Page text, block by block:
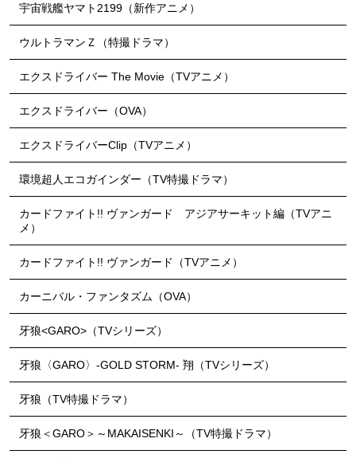
宇宙戦艦ヤマト2199（新作アニメ）
ウルトラマンＺ（特撮ドラマ）
エクスドライバー The Movie（TVアニメ）
エクスドライバー（OVA）
エクスドライバーClip（TVアニメ）
環境超人エコガインダー（TV特撮ドラマ）
カードファイト!! ヴァンガード アジアサーキット編（TVアニ
メ）
カードファイト!! ヴァンガード（TVアニメ）
カーニバル・ファンタズム（OVA）
牙狼<GARO>（TVシリーズ）
牙狼〈GARO〉-GOLD STORM- 翔（TVシリーズ）
牙狼（TV特撮ドラマ）
牙狼＜GARO＞～MAKAISENKI～（TV特撮ドラマ）